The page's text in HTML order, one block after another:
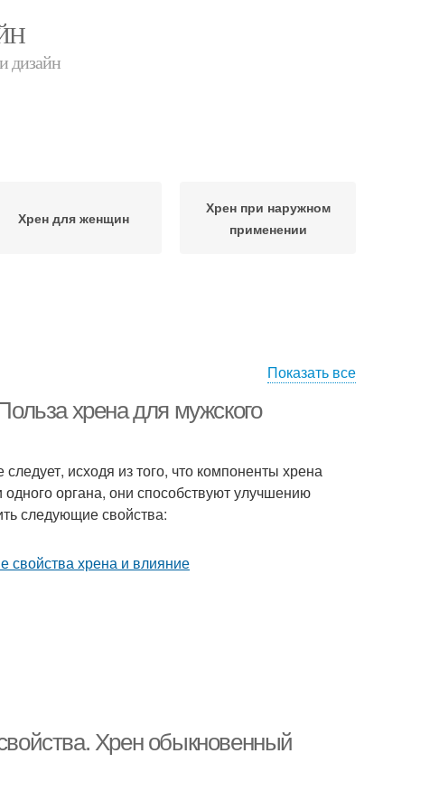
дизайн
Хрен для женщин
Хрен при наружном
применении
Показать все
хрена для мужского
исходя из того, что компоненты хрена
органа, они способствуют улучшению
следующие свойства:
Хрен обыкновенный